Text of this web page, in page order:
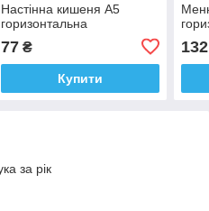
Настінна кишеня А5
горизонтальна
77₴
Купити
132
за рік